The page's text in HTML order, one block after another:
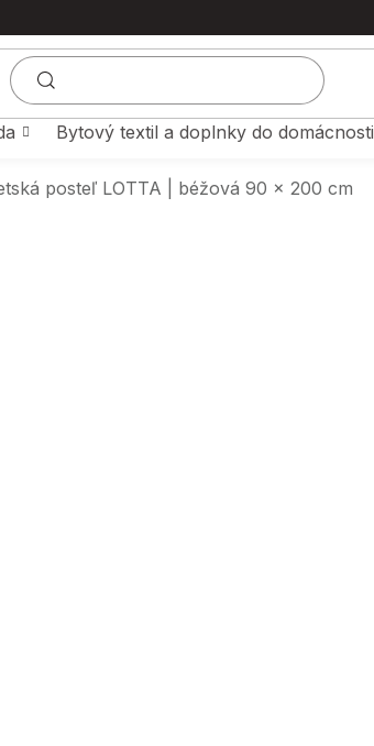
Bytový textil a doplnky do domácnosti
posteľ LOTTA | béžová 90 x 200 cm